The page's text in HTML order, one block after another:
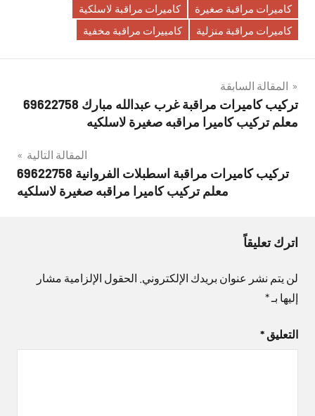
كاميرات مراقبة صغيرة
كاميرات مراقبة لاسلكية
كاميرات مراقبة منزلية
كامييرات مراقبة مخفية
تصفّح
المقالات
المقالة السابقة
تركيب كاميرات مراقبة غرب عبدالله مبارك 69622758
معلم تركيب كاميرا مراقبه صغيرة لاسلكيه
المقالة التالية
تركيب كاميرات مراقبة اسطبلات الفروانية 69622758
معلم تركيب كاميرا مراقبه صغيرة لاسلكيه
اترك تعليقاً
لن يتم نشر عنوان بريدك الإلكتروني. الحقول الإلزامية مشار
إليها بـ*
التعليق *